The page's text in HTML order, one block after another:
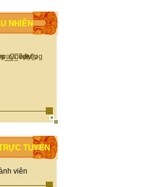
NHIÊN
TUYẾN
viên